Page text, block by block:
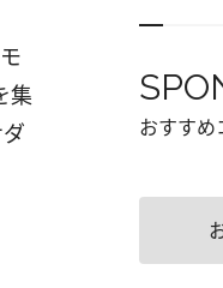
集
おすすめ